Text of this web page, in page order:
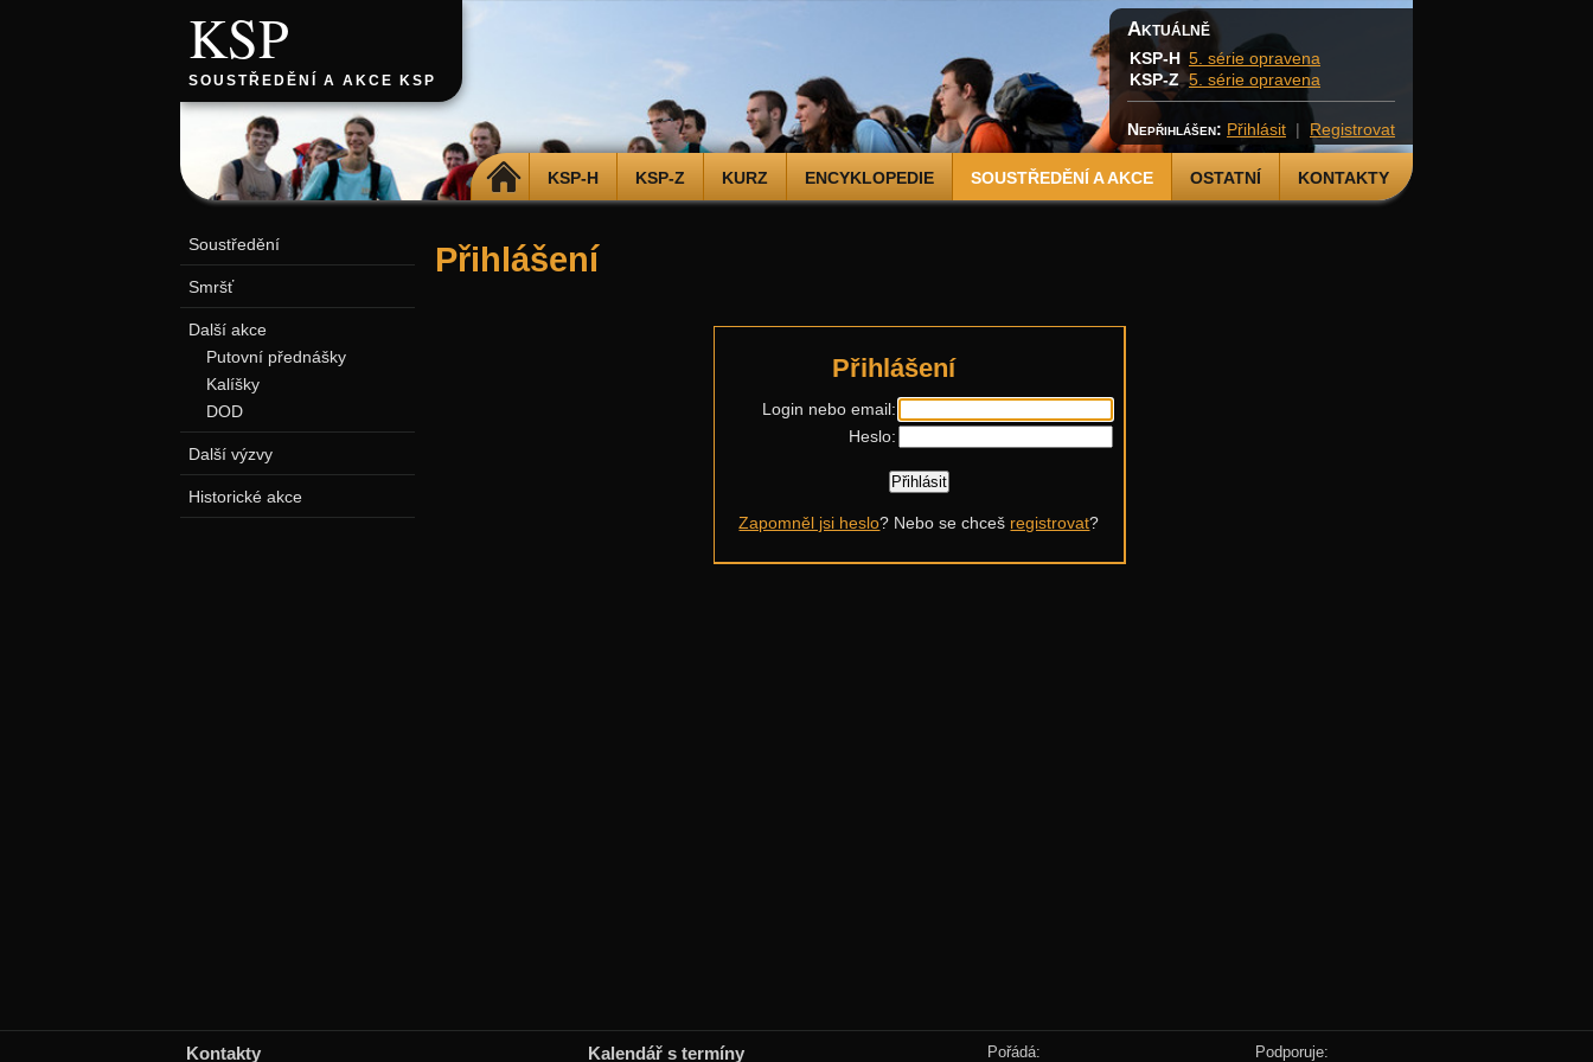
KSP
SOUSTŘEDĚNÍ A AKCE KSP
DOMŮ KSP-H KSP-Z KURZ ENCYKLOPEDIE SOUSTŘEDĚNÍ A AKCE OSTATNÍ KONTAKTY
Aktuálně
KSP-H 5. série opravena
KSP-Z 5. série opravena
Nepřihlášen: Přihlásit | Registrovat
Přihlášení
Přihlášení
Login nebo email:
Heslo:
Zapomněl jsi heslo? Nebo se chceš registrovat?
Soustředění
Smršť
Další akce
Putovní přednášky
Kalíšky
DOD
Další výzvy
Historické akce
Kontakty Kalendář s termíny Pořádá: Podporuje: